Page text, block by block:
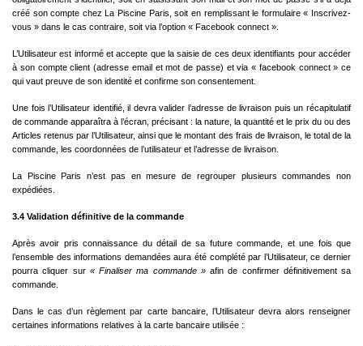
créé son compte chez La Piscine Paris, soit en remplissant le formulaire « Inscrivez-
vous » dans le cas contraire, soit via l’option « Facebook connect ».
L’Utilisateur est informé et accepte que la saisie de ces deux identifiants pour accéder
à son compte client (adresse email et mot de passe) et via « facebook connect » ce
qui vaut preuve de son identité et confirme son consentement.
Une fois l’Utilisateur identifié, il devra valider l’adresse de livraison puis un récapitulatif
de commande apparaîtra à l’écran, précisant : la nature, la quantité et le prix du ou des
Articles retenus par l’Utilisateur, ainsi que le montant des frais de livraison, le total de la
commande, les coordonnées de l’utilisateur et l’adresse de livraison.
La Piscine Paris n’est pas en mesure de regrouper plusieurs commandes non
expédiées.
3.4 Validation définitive de la commande
Après avoir pris connaissance du détail de sa future commande, et une fois que
l’ensemble des informations demandées aura été complété par l’Utilisateur, ce dernier
pourra cliquer sur « Finaliser ma commande »afin de confirmer définitivement sa
commande.
Dans le cas d’un règlement par carte bancaire, l’Utilisateur devra alors renseigner
certaines informations relatives à la carte bancaire utilisée :